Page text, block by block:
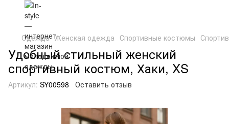
Одежда Женская одежда Спортивные костюмы
Удобный стильный женский
спортивный костюм, Хаки, XS
Артикул: SY00598 Оставить отзыв